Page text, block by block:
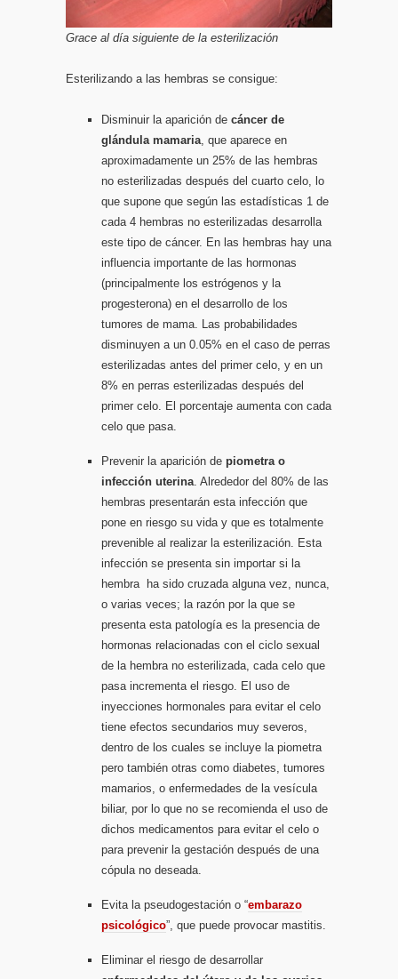
Grace al día siguiente de la esterilización
Esterilizando a las hembras se consigue:
Disminuir la aparición de cáncer de
glándula mamaria , que aparece en
aproximadamente un 25% de las hembras
no esterilizadas después del cuarto celo, lo
que supone que según las estadísticas 1 de
cada 4 hembras no esterilizadas desarrolla
este tipo de cáncer. En las hembras hay una
influencia importante de las hormonas
(principalmente los estrógenos y la
progesterona) en el desarrollo de los
tumores de mama. Las probabilidades
disminuyen a un 0.05% en el caso de perras
esterilizadas antes del primer celo, y en un
8% en perras esterilizadas después del
primer celo. El porcentaje aumenta con cada
celo que pasa.
Prevenir la aparición de piometra o
infección uterina . Alrededor del 80% de las
hembras presentarán esta infección que
pone en riesgo su vida y que es totalmente
prevenible al realizar la esterilización. Esta
infección se presenta sin importar si la
hembra ha sido cruzada alguna vez, nunca,
o varias veces; la razón por la que se
presenta esta patologí­a es la presencia de
hormonas relacionadas con el ciclo sexual
de la hembra no esterilizada, cada celo que
pasa incrementa el riesgo. El uso de
inyecciones hormonales para evitar el celo
tiene efectos secundarios muy severos,
dentro de los cuales se incluye la piometra
pero también otras como diabetes, tumores
mamarios, o enfermedades de la vesí­cula
biliar, por lo que no se recomienda el uso de
dichos medicamentos para evitar el celo o
para prevenir la gestación después de una
cópula no deseada.
Evita la pseudogestación o “embarazo
psicológico”, que puede provocar mastitis.
Eliminar el riesgo de desarrollar